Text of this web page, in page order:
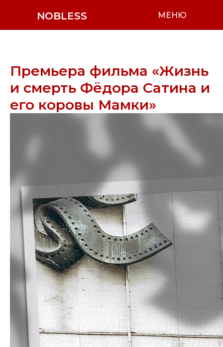
NOBLESS МЕНЮ
Премьера фильма «Жизнь
и смерть Фёдора Сатина и
его коровы Мамки»